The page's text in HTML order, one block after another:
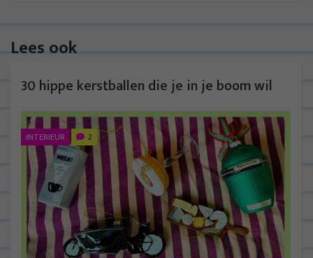
Lees ook
30 hippe kerstballen die je in je boom wil
INTERIEUR 2